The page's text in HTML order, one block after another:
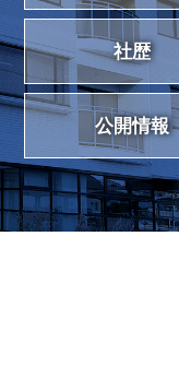
社歴
公開情報